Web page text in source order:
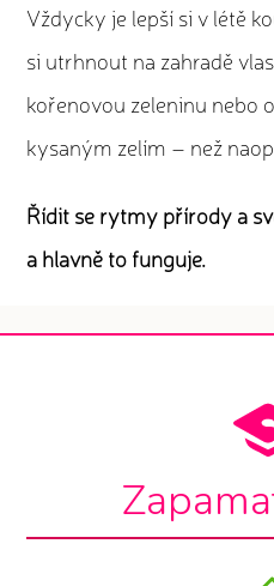
Vždycky je lepší si v létě
si utrhnout na zahradě
kořenovou zeleninu nebo
kysaným zelím – než
Řídit se rytmy přírody a
a hlavně to funguje.